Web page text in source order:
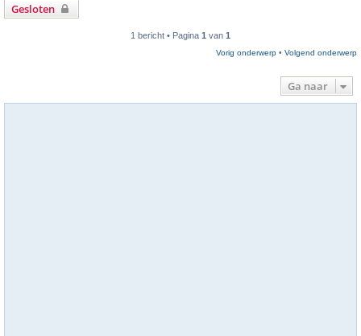
Gesloten
1 bericht • Pagina 1 van 1
Vorig onderwerp • Volgend onderwerp
Ga naar